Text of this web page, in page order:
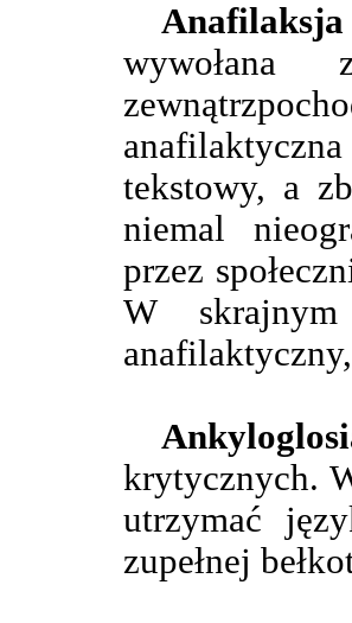
Anafilaksja
tekstowy, a
niemal
przez
W skrajnym
krytycznych.
utrzymać
zupełnej